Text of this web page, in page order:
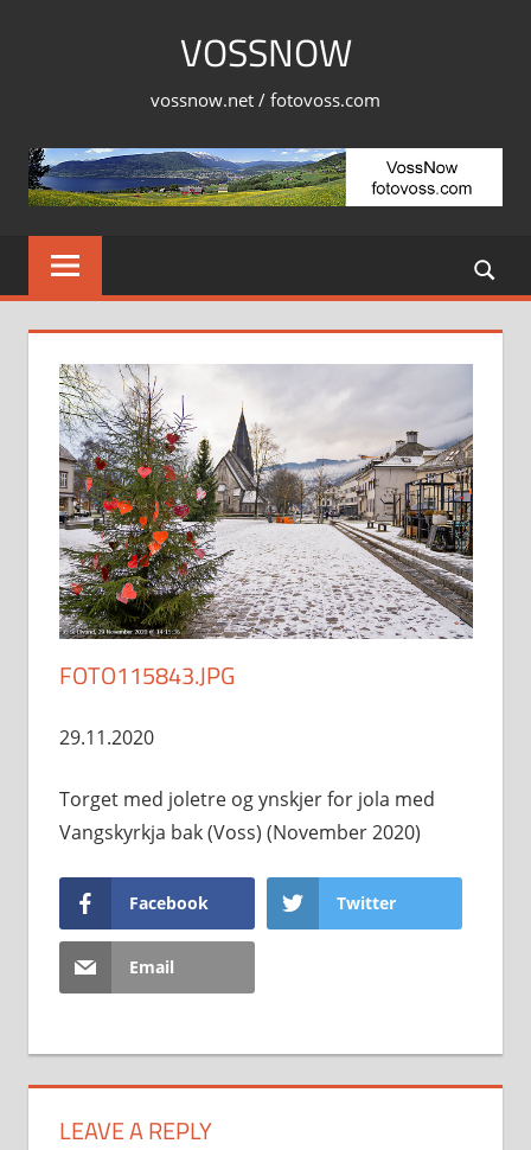
VOSSNOW
vossnow.net / fotovoss.com
FOTO115843.JPG
29.11.2020
Torget med joletre og ynskjer for jola med
Vangskyrkja bak (Voss) (November 2020)
Facebook Twitter
Email
LEAVE A REPLY